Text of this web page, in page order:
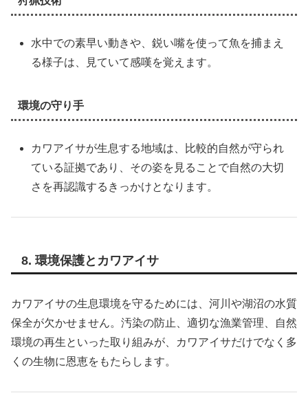
水中での素早い動きや、鋭い嘴を使って魚を捕まえ
る様子は、見ていて感嘆を覚えます。
環境の守り手
カワアイサが生息する地域は、比較的自然が守られ
ている証拠であり、その姿を見ることで自然の大切
さを再認識するきっかけとなります。
8. 環境保護とカワアイサ
カワアイサの生息環境を守るためには、河川や湖沼の水質
保全が欠かせません。汚染の防止、適切な漁業管理、自然
環境の再生といった取り組みが、カワアイサだけでなく多
くの生物に恩恵をもたらします。